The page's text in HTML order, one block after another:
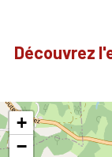
Découvrez
+
−